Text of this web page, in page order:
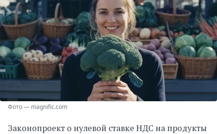
Фото — magnific.com
Законопроект о нулевой ставке НДС на продукты